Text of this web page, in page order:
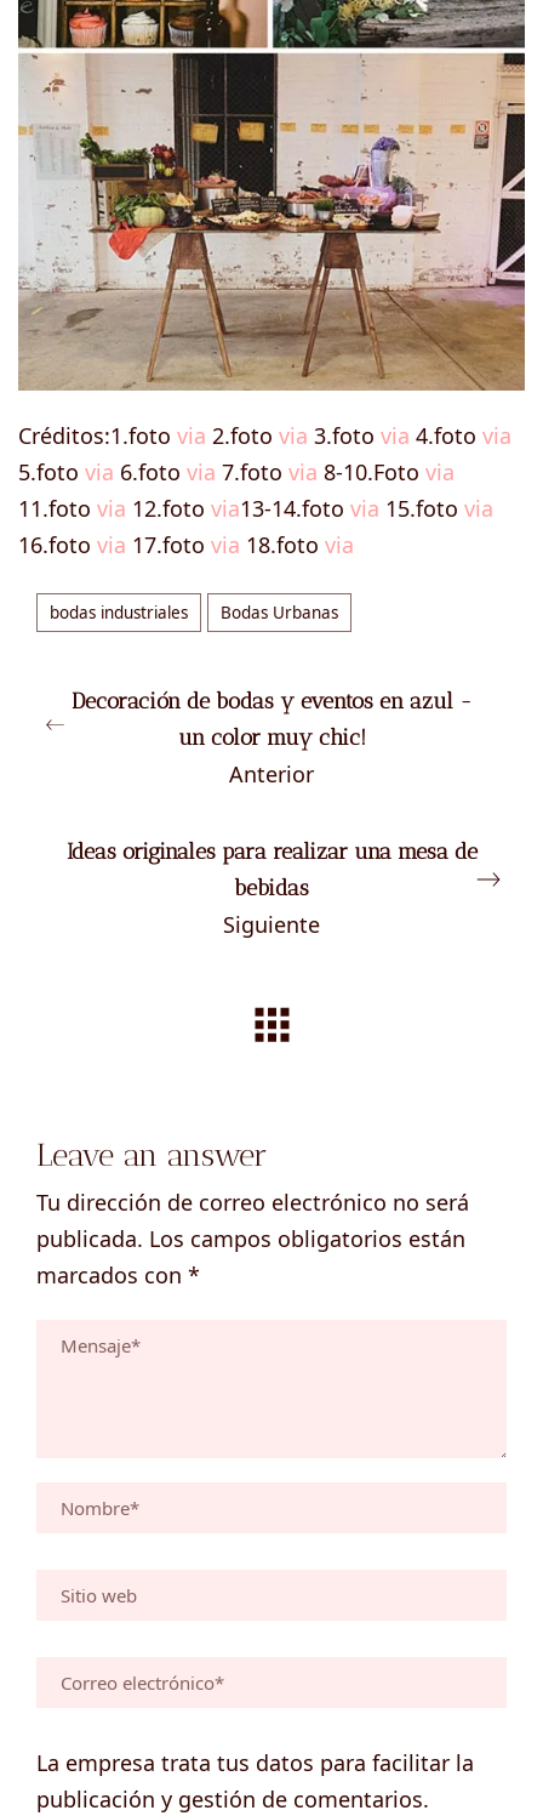
Créditos:1.foto via 2.foto via 3.foto via 4.foto via
5.foto via 6.foto via 7.foto via 8-10.Foto via
11.foto via 12.foto via13-14.foto via 15.foto via
16.foto via 17.foto via 18.foto via
bodas industriales Bodas Urbanas
Decoración de bodas y eventos en azul -
un color muy chic!
Anterior
Ideas originales para realizar una mesa de
bebidas
Siguiente
Leave an answer
Tu dirección de correo electrónico no será
publicada. Los campos obligatorios están
marcados con *
La empresa trata tus datos para facilitar la
publicación y gestión de comentarios.